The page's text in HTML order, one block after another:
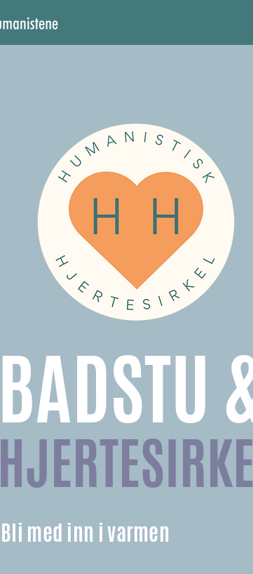
BADSTU
Bli med inn i varmen